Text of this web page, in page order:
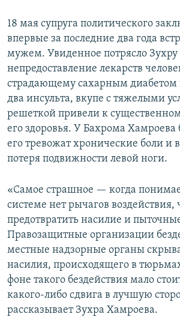
18 мая супруга политического
впервые за последние два года
мужем. Увиденное потрясло
непредоставление лекарств
страдающему сахарным
два инсульта, вкупе с тяжелыми
решеткой привели к
его здоровья. У Бахрома Хамроева
его тревожат хронические боли и
потеря подвижности левой ноги.
«Самое страшное — когда
системе нет рычагов воздействия,
предотвратить насилие и
Правозащитные организации
местные надзорные органы
насилия, происходящего в
фоне такого бездействия мало
какого-либо сдвига в лучшую
рассказывает Зухра Хамроева.